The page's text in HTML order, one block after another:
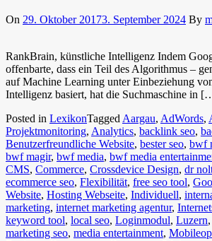
On 29. Oktober 20173. September 2024 By
RankBrain, künstliche Intelligenz Indem
offenbarte, dass ein Teil des Algorithmus –
auf Machine Learning unter Einbeziehung
Intelligenz basiert, hat die Suchmaschine in
Posted in LexikonTagged Aargau, AdWords,
Projektmonitoring, Analytics, backlink seo,
Benutzerfreundliche Website, bester seo, bwf
bwf magir, bwf media, bwf media
CMS, Commerce, Crossdevice Design, dr
ecommerce seo, Flexibilität, free seo tool,
Website, Hosting Webseite, Individuell,
marketing, internet marketing agentur,
keyword tool, local seo, Loginmodul, Luzern,
marketing seo, media entertainment,